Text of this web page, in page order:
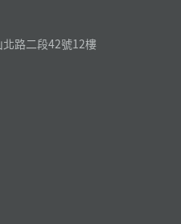
路二段42號12樓